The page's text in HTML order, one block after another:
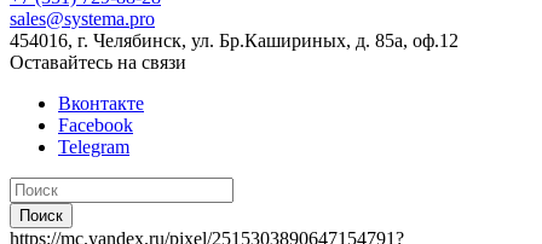
sales@systema.pro
454016, г. Челябинск, ул. Бр.Кашириных, д. 85а, оф.12
Оставайтесь на связи
Вконтакте
Facebook
Telegram
Поиск
https://mc.yandex.ru/pixel/2515303890647154791?